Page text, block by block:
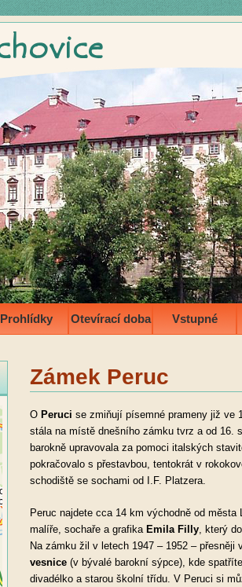
Prohlídky Otevírací doba Vstupné
Zámek Peruc
O Peruci se zmiňují písemné prameny již ve
stála na místě dnešního zámku tvrz a od 16.
barokně upravovala za pomoci italských
pokračovalo s přestavbou, tentokrát v
schodiště se sochami od I.F. Platzera.
Peruc najdete cca 14 km východně od
malíře, sochaře a grafika Emila Filly, který
Na zámku žil v letech 1947 – 1952 –
vesnice (v bývalé barokní sýpce), kde
divadélko a starou školní třídu. V Peruci si